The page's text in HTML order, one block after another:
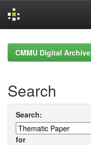
navigationCMMU Digital Archive
Search
Search:
for